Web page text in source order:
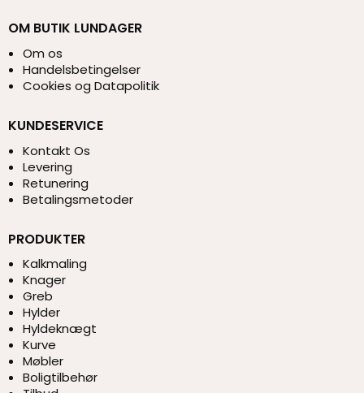
OM BUTIK LUNDAGER
Om os
Handelsbetingelser
Cookies og Datapolitik
KUNDESERVICE
Kontakt Os
Levering
Retunering
Betalingsmetoder
PRODUKTER
Kalkmaling
Knager
Greb
Hylder
Hyldeknægt
Kurve
Møbler
Boligtilbehør